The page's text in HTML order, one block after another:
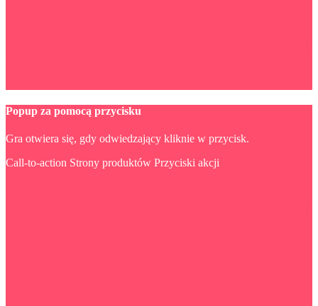
Popup za pomocą przycisku
Gra otwiera się, gdy odwiedzający kliknie w przycisk.
Call-to-action Strony produktów Przyciski akcji